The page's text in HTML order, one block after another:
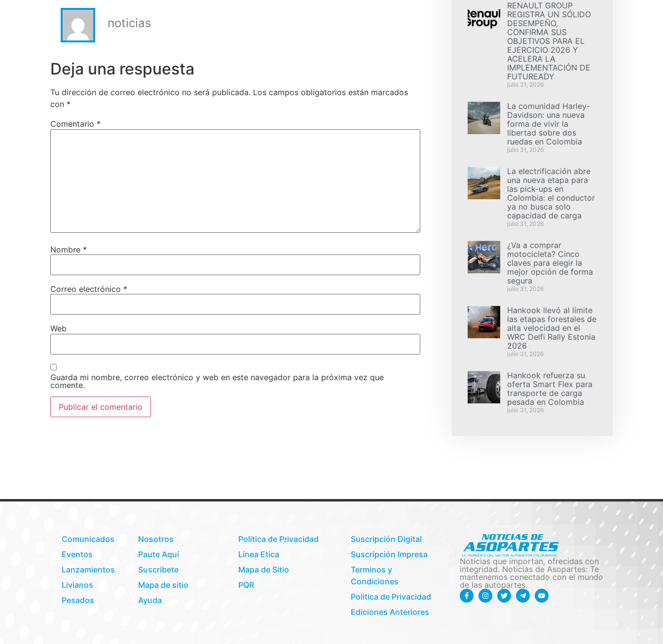
noticias
Deja una respuesta
Tu dirección de correo electrónico no será publicada. Los campos obligatorios están marcados
con *
Comentario *
Nombre *
Correo electrónico *
Web
Guarda mi nombre, correo electrónico y web en este navegador para la próxima vez que
comente.
RENAULT GROUP
REGISTRA UN SÓLIDO
DESEMPEÑO,
CONFIRMA SUS
OBJETIVOS PARA EL
EJERCICIO 2026 Y
ACELERA LA
IMPLEMENTACIÓN DE
FUTUREADY
julio 31, 2026
La comunidad Harley-
Davidson: una nueva
forma de vivir la
libertad sobre dos
ruedas en Colombia
julio 31, 2026
La electrificación abre
una nueva etapa para
las pick-ups en
Colombia: el conductor
ya no busca solo
capacidad de carga
julio 31, 2026
¿Va a comprar
motocicleta? Cinco
claves para elegir la
mejor opción de forma
segura
julio 31, 2026
Hankook llevó al límite
las etapas forestales de
alta velocidad en el
WRC Delfi Rally Estonia
2026
julio 31, 2026
Hankook refuerza su
oferta Smart Flex para
transporte de carga
pesada en Colombia
julio 31, 2026
Comunicados
Eventos
Lanzamientos
Livianos
Pesados
Nosotros
Paute Aquí
Suscribete
Mapa de sitio
Ayuda
Politica de Privacidad
Línea Etica
Mapa de Sitio
PQR
Suscripción Digital
Suscripción Impresa
Terminos y
Condiciones
Politica de Privacidad
Ediciones Anteriores
Noticias que importan, ofrecidas con
integridad. Noticias de Asopartes: Te
mantenemos conectado con el mundo
de las autopartes.